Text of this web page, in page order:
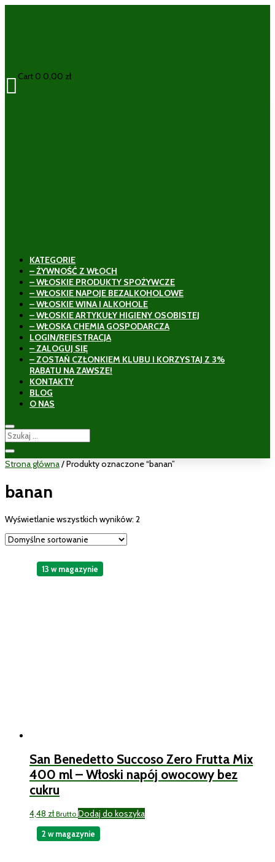
 Cart 0 0,00 zł
KATEGORIE
– ŻYWNOŚĆ Z WŁOCH
– WŁOSKIE PRODUKTY SPOŻYWCZE
– WŁOSKIE NAPOJE BEZALKOHOLOWE
– WŁOSKIE WINA I ALKOHOLE
– WŁOSKIE ARTYKUŁY HIGIENY OSOBISTEJ
– WŁOSKA CHEMIA GOSPODARCZA
LOGIN/REJESTRACJA
– ZALOGUJ SIĘ
– ZOSTAŃ CZŁONKIEM KLUBU I KORZYSTAJ Z 3%
RABATU NA ZAWSZE!
KONTAKTY
BLOG
O NAS
Strona główna/ Produkty oznaczone “banan”
banan
Wyświetlanie wszystkich wyników: 2
San Benedetto Succoso Zero Frutta Mix
400 ml – Włoski napój owocowy bez
cukru
4,48 zł Brutto Dodaj do koszyka
13 w magazynie
2 w magazynie